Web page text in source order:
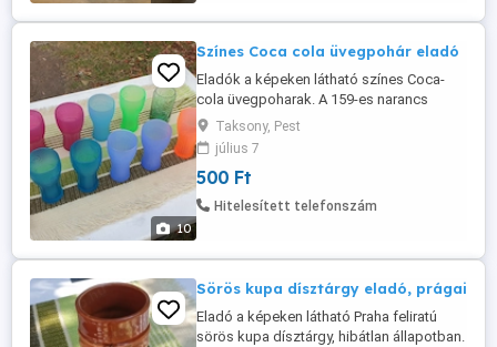
10
Színes Coca cola üvegpohár eladó
Eladók a képeken látható színes Coca-
cola üvegpoharak. A 159-es narancs
színű, a 137-es és a 140-es lila színű, és a
neonzöld színú már nincs meg. Az ár egy
darabra értendő. Átvehető: Pest megye
Taksony községben. Postán is elküldöm
rendesen becsomagolva dobozba, de
Taksony, Pest
július 7
500 Ft
Hitelesített telefonszám
Sörös kupa dísztárgy eladó, prágai
Eladó a képeken látható Praha feliratú
sörös kupa dísztárgy, hibátlan állapotban.